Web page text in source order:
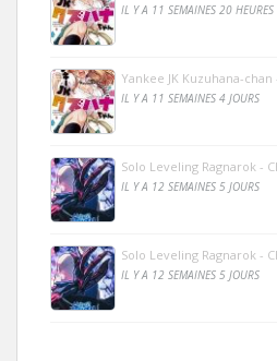
IL Y A 11 SEMAINES 20 HEURES
Yankee JK Kuzuhana-chan
IL Y A 11 SEMAINES 4 JOURS
Solo Leveling Ragnarok -
IL Y A 12 SEMAINES 5 JOURS
Solo Leveling Ragnarok -
IL Y A 12 SEMAINES 5 JOURS